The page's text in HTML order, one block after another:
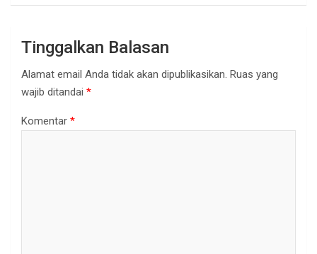
Tinggalkan Balasan
Alamat email Anda tidak akan dipublikasikan. Ruas yang
wajib ditandai *
Komentar *